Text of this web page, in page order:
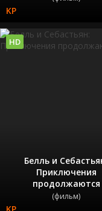
Белль и
Приключения
продолжаются
(фильм)
HD